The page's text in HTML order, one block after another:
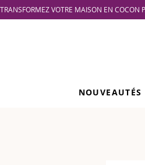
TRANSFORMEZ VOTRE MAISON EN COCON
NOUVEAUTÉS